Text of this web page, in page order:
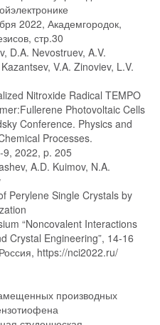
2022, Академгородок,
стр.30
D.A. Nevostruev, A.V.
V.A. Zinoviev, L.V.
Nitroxide Radical TEMPO
Photovoltaic Cells
Conference. Physics and
Processes.
2022, p. 205
A.D. Kuimov, N.A.
Perylene Single Crystals by
“Noncovalent Interactions
Crystal Engineering”, 14-16
https://nci2022.ru/
производных